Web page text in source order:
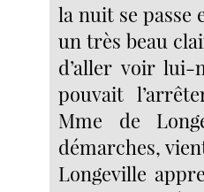
la nuit se passe
un très beau
d’aller voir
pouvait
Mme de
démarches,
Longeville